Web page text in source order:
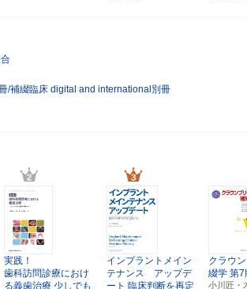
/補綴臨床 digital and international別冊
実践！
歯科訪問診療におけ
る義歯治療 少しでも
インプラントメイン
テナンス アップデ
ート 臨床判断を再定
クラウ
綴学 第7
小川匠・